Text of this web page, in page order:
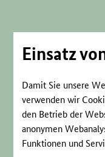
Einsatz
Damit Sie unsere
verwenden wir
den Betrieb der
anonymen
Funktionen und